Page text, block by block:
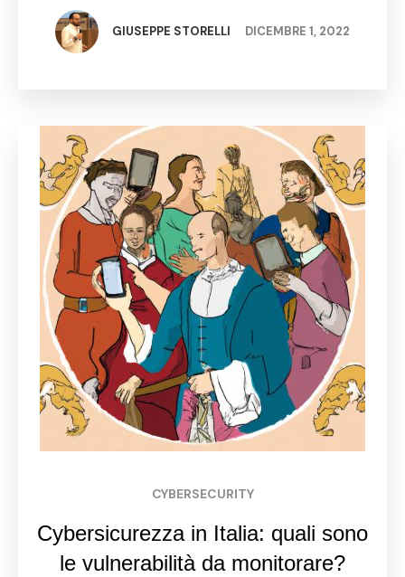
tecnologicamente avanzata. Le PMI, spesso con
risorse limitate, sono sempre più …
GIUSEPPE STORELLI DICEMBRE 1, 2022
CYBERSECURITY
Cybersicurezza in Italia: quali sono
le vulnerabilità da monitorare?